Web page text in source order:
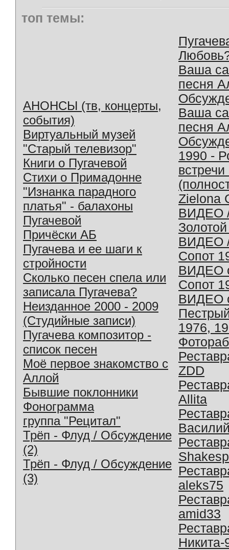
топ темы:
АНОНСЫ (тв, концерты,
события)
Виртуальный музей
"Старый телевизор"
Книги о Пугачевой
Стихи о Примадонне
"Изнанка парадного
платья" - балахоны
Пугачевой
Причёски АБ
Пугачева и ее шаги к
стройности
Сколько песен спела или
записала Пугачева?
Неизданное 2000 - 2009
(Студийные записи)
Пугачева композитор -
список песен
Моё первое знакомство с
Аллой
Бывшие поклонники
Фонограмма
группа "Рецитал"
Трёп - Флуд / Обсуждение
(2)
Трёп - Флуд / Обсуждение
(3)
Ваша
песня
Ваша
песня
1990 -
Zielona
ВИДЕО
ВИДЕО
Сопот
ВИДЕО
Сопот
ВИДЕО
1976,
ZDD
Allita
aleks75
amid33
Никита-